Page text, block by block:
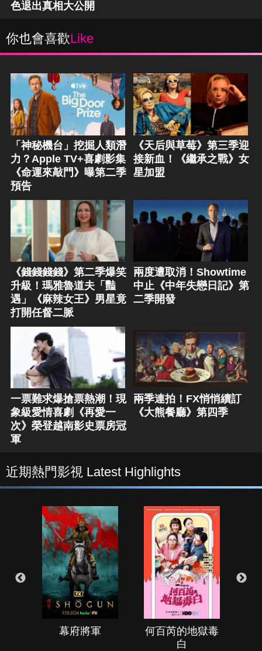
色退出真相大公開
你也會喜歡Like
「神秘機台」挖掘人類潛
力？Apple TV+喜劇影集
《命運來敲門》曝第二季
預告
《天后與草莓》第三季迎
接新血！《繼承之戰》女
星加盟
《錢錢錢錢》第二季爆笑
升級！瑪雅魯道夫「豔
遇」《麻辣女王》男星竟
打開任督二脈
兩度遭取消！Showtime
中止《中年失戀日記》第
二季開發
一票難求爆搶票熱潮！現
象級愛情喜劇《再愛一
次》榮登越南影史票房冠
軍
兩季連拍！FX悄悄續訂
《大熊餐廳》第四季
近期熱門影視 Latest Highlights
幕府將軍
何百芮的地獄毒
白